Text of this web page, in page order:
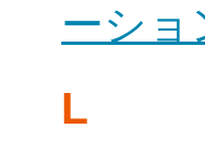
ーショ
L